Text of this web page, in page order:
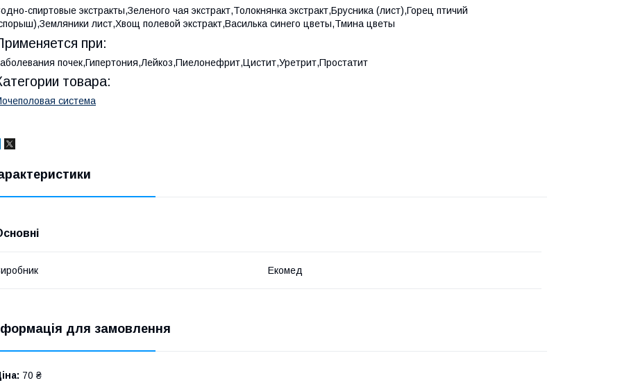
спиртовые экстракты,Зеленого чая экстракт,Толокнянка экстракт,Брусника (лист),Горец птичий
лист,Хвощ полевой экстракт,Василька синего цветы,Тмина цветы
при:
почек,Гипертония,Лейкоз,Пиелонефрит,Цистит,Уретрит,Простатит
товара:
система
Екомед
для замовлення
70 ₴